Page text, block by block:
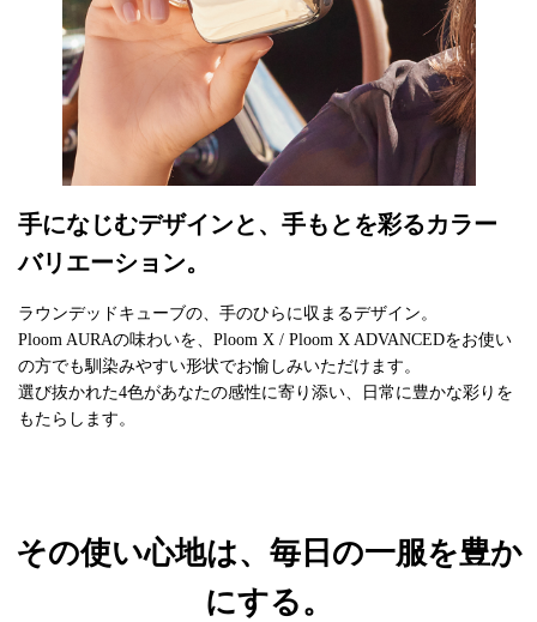
手になじむデザインと、手もとを彩るカラー
バリエーション。
ラウンデッドキューブの、手のひらに収まるデザイン。
Ploom AURAの味わいを、Ploom X / Ploom X ADVANCEDをお使い
の方でも馴染みやすい形状でお愉しみいただけます。
選び抜かれた4色があなたの感性に寄り添い、日常に豊かな彩りを
もたらします。
その使い心地は、毎日の一服を豊か
にする。